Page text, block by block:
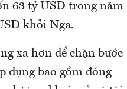
63 tỷ USD trong năm
khỏi Nga.
xa hơn để chặn bước
dụng bao gồm đóng